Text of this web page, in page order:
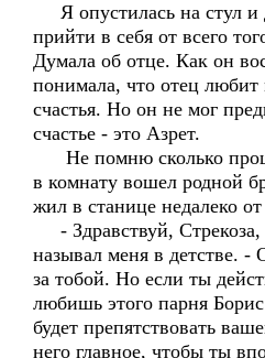
Я опустилась на стул и
прийти в себя от всего
Думала об отце. Как он
понимала, что отец любит
счастья. Но он не мог
счастье - это Азрет.
Не помню сколько
в комнату вошел родной
жил в станице недалеко
- Здравствуй, Стрекоза,
называл меня в детстве. -
за тобой. Но если ты
любишь этого парня Борис
будет препятствовать
него главное, чтобы ты